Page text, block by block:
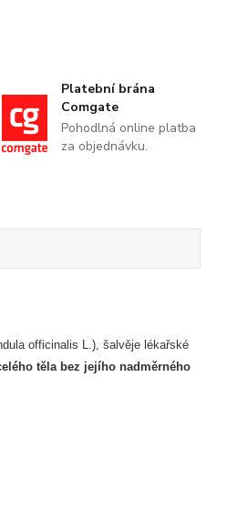
Platební brána
Comgate
Pohodlná online platba
za objednávku.
officinalis L.), šalvěje lékařské
těla bez jejího nadměrného